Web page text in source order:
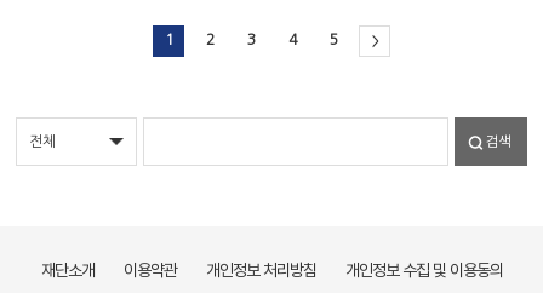
1 2 3 4 5 >
검색
재단소개 이용약관 개인정보 처리방침
개인정보 수집 및 이용동의